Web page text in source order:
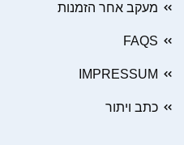
מעקב אחר הזמנות
FAQS
IMPRESSUM
כתב ויתור